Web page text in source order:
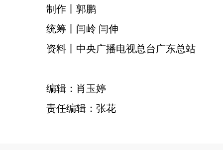
制作丨郭鹏
统筹丨闫岭 闫伸
资料丨中央广播电视总台广东总站
编辑：肖玉婷
责任编辑：张花